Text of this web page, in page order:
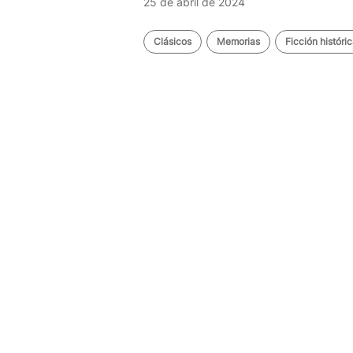
Clásicos Memorias Ficción